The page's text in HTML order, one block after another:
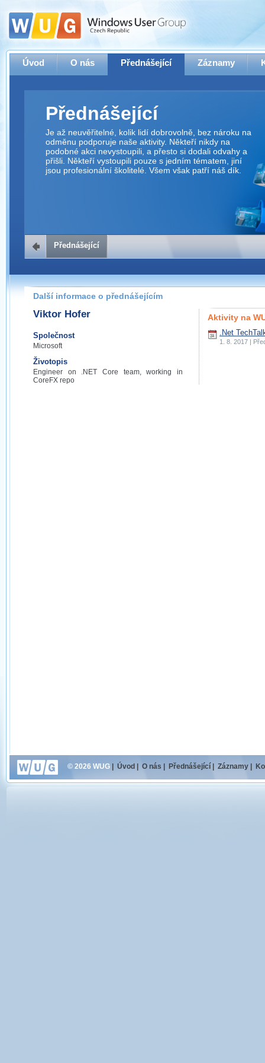
Úvod O nás Přednášející Záznamy
Přednášející
Je až neuvěřitelné, kolik lidí dobrovolně, bez nároku na
odměnu podporuje naše aktivity. Někteří nikdy na
podobné akci nevystoupili, a přesto si dodali odvahy a
přišli. Někteří vystoupili pouze s jedním tématem, jiní
jsou profesionální školitelé. Všem však patří náš dík.
Přednášející
Další informace o přednášejícím
Viktor Hofer
Společnost
Microsoft
Životopis
Engineer on .NET Core team, working in
CoreFX repo
Aktivity na
.Net
1. 8. 2017 |
© 2026 WUG Úvod O nás Přednášející Záznamy